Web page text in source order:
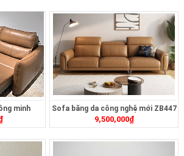
minh
Sofa băng da công nghệ mới ZB447
9,500,000₫